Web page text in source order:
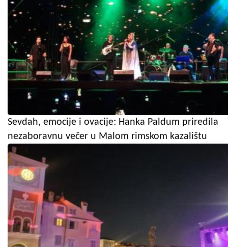
Sevdah, emocije i ovacije: Hanka Paldum priredila
nezaboravnu večer u Malom rimskom kazalištu